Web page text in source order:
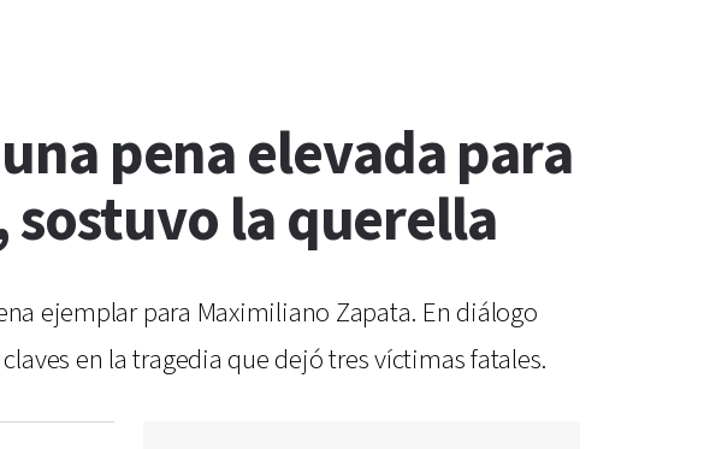
pena elevada para
la querella
ejemplar para Maximiliano Zapata. En diálogo
en la tragedia que dejó tres víctimas fatales.